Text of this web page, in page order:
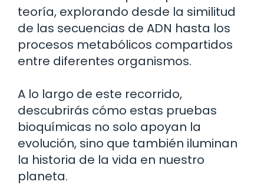
teoría, explorando desde la similitud
de las secuencias de ADN hasta los
procesos metabólicos compartidos
entre diferentes organismos.
A lo largo de este recorrido,
descubrirás cómo estas pruebas
bioquímicas no solo apoyan la
evolución, sino que también iluminan
la historia de la vida en nuestro
planeta.